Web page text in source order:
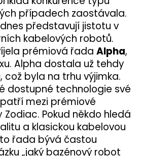
případech zaostávala.
představují jistotu v
kabelových robotů.
prémiová řada Alpha,
Alpha dostala už tehdy
což byla na trhu výjimka.
dostupné technologie své
mezi prémiové
Pokud někdo hledá
a klasickou kabelovou
řada bývá častou
„jaký bazénový robot